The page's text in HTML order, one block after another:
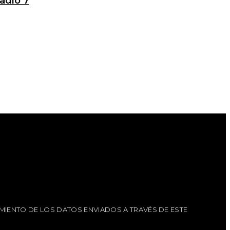
DE LOS DATOS ENVIADOS A TRAVÉS DE ESTE